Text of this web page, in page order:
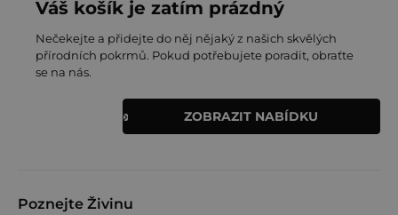
Váš košík je zatím prázdný
Nečekejte a přidejte do něj nějaký z našich skvělých
přírodních pokrmů. Pokud potřebujete poradit, obraťte
se na nás.
ZOBRAZIT NABÍDKU
Poznejte Živinu